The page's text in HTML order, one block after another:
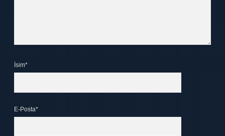
İsim*
E-Posta*